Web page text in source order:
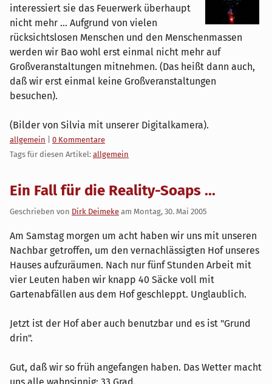
interessiert sie das Feuerwerk überhaupt
nicht mehr ... Aufgrund von vielen
rücksichtslosen Menschen und den Menschenmassen
werden wir Bao wohl erst einmal nicht mehr auf
Großveranstaltungen mitnehmen. (Das heißt dann auch,
daß wir erst einmal keine Großveranstaltungen
besuchen).
(Bilder von Silvia mit unserer Digitalkamera).
Kategorien:
allgemein
0 Kommentare
Tags für diesen Artikel: allgemein
Ein Fall für die Reality-Soaps ...
Geschrieben von Dirk Deimeke am Montag, 30. Mai 2005
Am Samstag morgen um acht haben wir uns mit unseren
Nachbar getroffen, um den vernachlässigten Hof unseres
Hauses aufzuräumen. Nach nur fünf Stunden Arbeit mit
vier Leuten haben wir knapp 40 Säcke voll mit
Gartenabfällen aus dem Hof geschleppt. Unglaublich.
Jetzt ist der Hof aber auch benutzbar und es ist "Grund
drin".
Gut, daß wir so früh angefangen haben. Das Wetter macht